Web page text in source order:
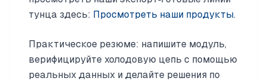
тунца здесь: Просмотреть наши продукты.
Практическое резюме: напишите модуль,
верифицируйте холодовую цепь с помощью
реальных данных и делайте решения по